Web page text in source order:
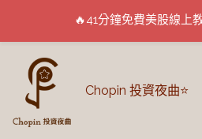
Chopin 投資夜曲⭐
🔥41分鐘免費美股線上